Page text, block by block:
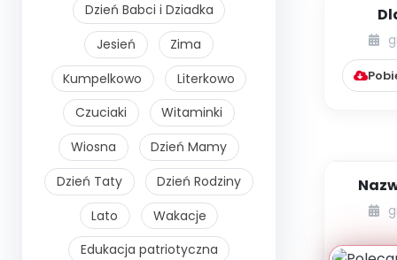
Dzień Babci i Dziadka
Jesień
Zima
Kumpelkowo
Literkowo
Czuciaki
Witaminki
Wiosna
Dzień Mamy
Dzień Taty
Dzień Rodziny
Lato
Wakacje
Edukacja patriotyczna